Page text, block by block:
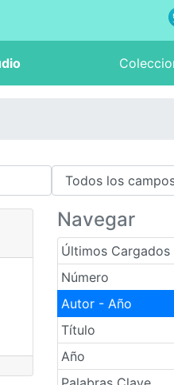
Navegar
Últimos Cargados
Número
Autor - Año
Título
Año